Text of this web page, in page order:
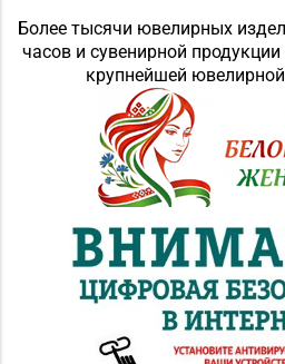
Более тысячи ювелирных
часов и сувенирной
крупнейшей